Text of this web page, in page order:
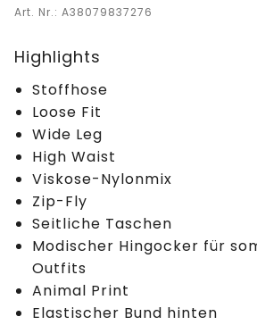
Art. Nr.: A38079837276
Highlights
Stoffhose
Loose Fit
Wide Leg
High Waist
Viskose-Nylonmix
Zip-Fly
Seitliche Taschen
Modischer Hingocker für
Outfits
Animal Print
Elastischer Bund hinten